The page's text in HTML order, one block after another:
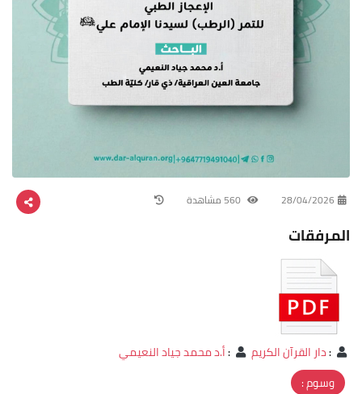
28/04/2026
المرفقات
:دار القرآن الكريم :أ.د محمد جياد النعيمي
وسوم :